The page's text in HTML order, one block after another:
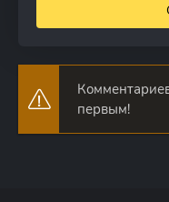
первым!